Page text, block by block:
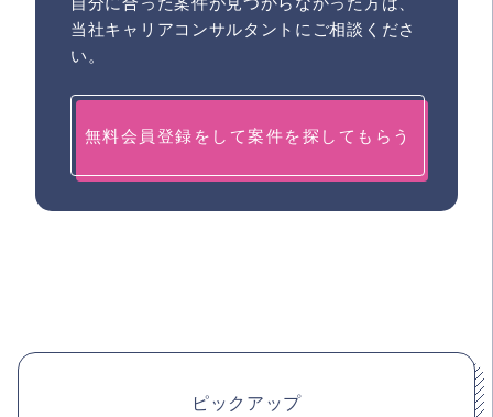
当社キャリアコンサルタントにご相談くださ
い。
無料会員登録をして案件を探してもらう
ピックアップ